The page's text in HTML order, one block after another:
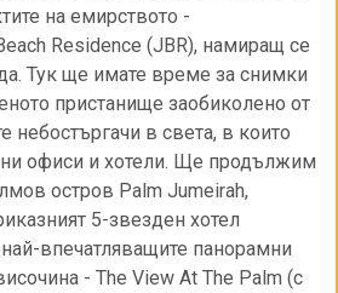
на емирството -
Residence (JBR), намиращ се
Тук ще имате време за снимки
пристанище заобиколено от
небостъргачи в света, в които
офиси и хотели. Ще продължим
остров Palm Jumeirah,
5-звезден хотел
най-впечатляващите панорамни
- The View At The Palm (с